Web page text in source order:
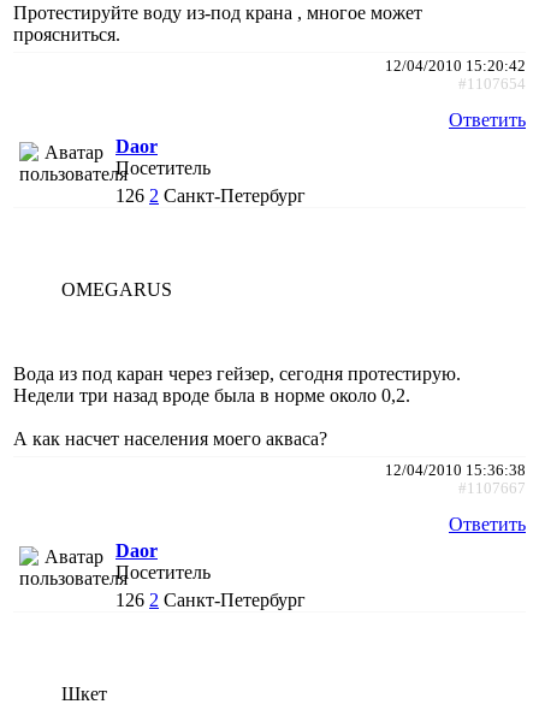
Протестируйте воду из-под крана , многое может
проясниться.
12/04/2010 15:20:42
#1107654
Ответить
Daor
Посетитель
126 2 Санкт-Петербург
OMEGARUS
Вода из под каран через гейзер, сегодня протестирую.
Недели три назад вроде была в норме около 0,2.
А как насчет населения моего акваса?
12/04/2010 15:36:38
#1107667
Ответить
Daor
Посетитель
126 2 Санкт-Петербург
Шкет